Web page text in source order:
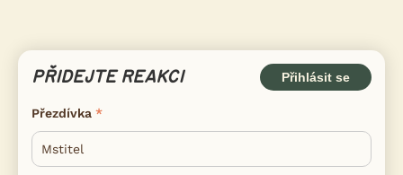
PŘIDEJTE REAKCI Přihlásit se
Přezdívka